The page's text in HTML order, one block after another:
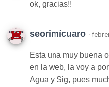
ok, gracias!!
seorimícuaro ·
Esta una muy buena
en la web, la voy a
Agua y Sig, pues